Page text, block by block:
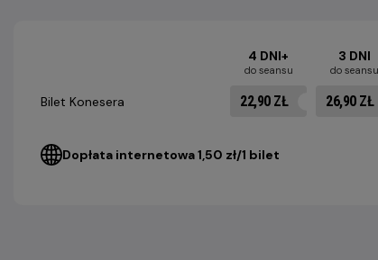
4 DNI+
do seansu
3 DNI
do seansu
Bilet Konesera 22,90 ZŁ 26,90 ZŁ
Dopłata internetowa 1,50 zł/1 bilet